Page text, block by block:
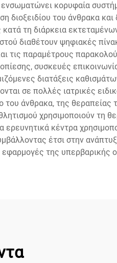
κορυφαία
του άνθρακα και
τη διάρκεια
διαθέτουν ψηφιακές
τις παραμέτρους
συσκευές
διατάξεις
σε πολλές ιατρικές
άνθρακα, της θεραπείας
χρησιμοποιούν τη
κέντρα
έτσι στην
της υπερβαρικής